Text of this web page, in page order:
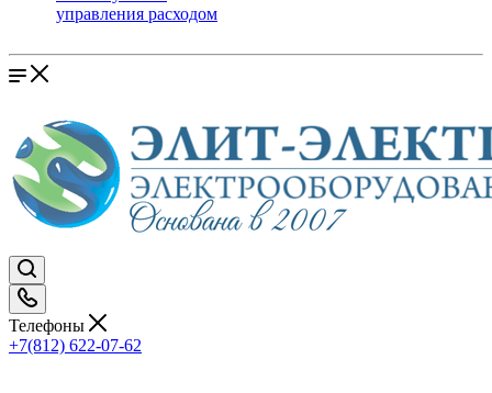
управления расходом
Телефоны
+7(812) 622-07-62